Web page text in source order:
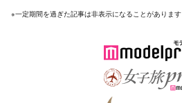
※一定期間を過ぎた記事は非表示になることがあります